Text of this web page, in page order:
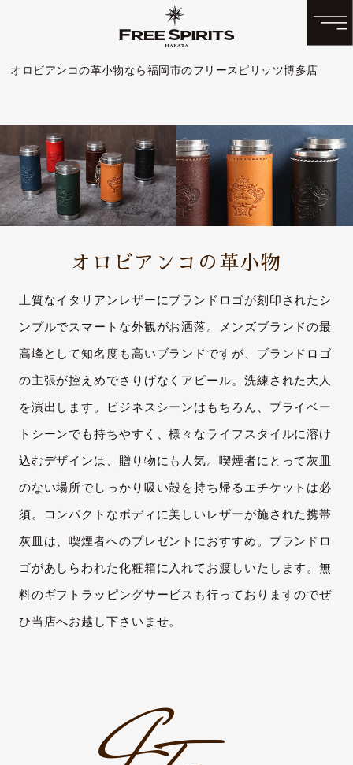
オロビアンコの革小物なら福岡市のフリースピリッツ博多店
オロビアンコの革小物
上質なイタリアンレザーにブランドロゴが刻印されたシ
ンプルでスマートな外観がお洒落。メンズブランドの最
高峰として知名度も高いブランドですが、ブランドロゴ
の主張が控えめでさりげなくアピール。洗練された大人
を演出します。ビジネスシーンはもちろん、プライベー
トシーンでも持ちやすく、様々なライフスタイルに溶け
込むデザインは、贈り物にも人気。喫煙者にとって灰皿
のない場所でしっかり吸い殻を持ち帰るエチケットは必
須。コンパクトなボディに美しいレザーが施された携帯
灰皿は、喫煙者へのプレゼントにおすすめ。ブランドロ
ゴがあしらわれた化粧箱に入れてお渡しいたします。無
料のギフトラッピングサービスも行っておりますのでぜ
ひ当店へお越し下さいませ。